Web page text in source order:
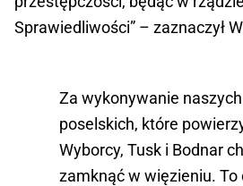
Sprawiedliwości” – zaznaczył
Za wykonywanie
poselskich, które
Wyborcy, Tusk i Bodnar
zamknąć w więzieniu. To